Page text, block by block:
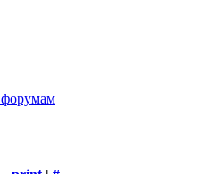
форумам